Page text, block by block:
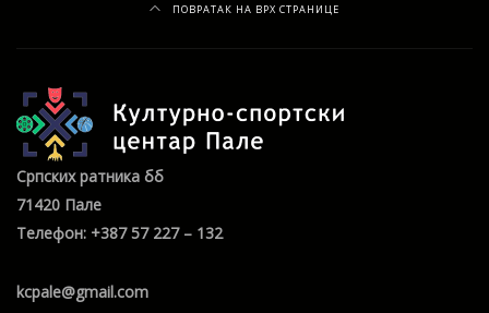
ПОВРАТАК НА ВРХ СТРАНИЦЕ
Српских ратника бб
71420 Пале
Телефон: +387 57 227 – 132
kcpale@gmail.com